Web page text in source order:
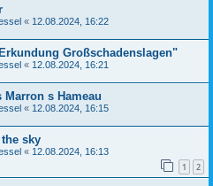
« 12.08.2024, 16:22
Großschadenslagen"
« 12.08.2024, 16:21
Marron s Hameau
« 12.08.2024, 16:15
sky
« 12.08.2024, 16:13
1 2